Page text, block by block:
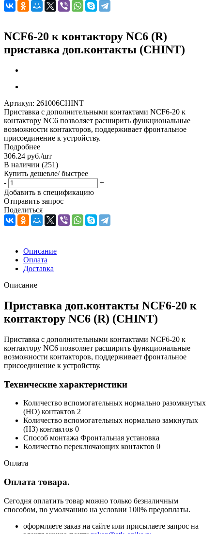
NCF6-20 к контактору NC6 (R)
приставка доп.контакты (CHINT)
Артикул: 261006CHINT
Приставка с дополнительными контактами NCF6-20 к
контактору NC6 позволяет расширить функциональные
возможности контакторов, поддерживает фронтальное
присоединение к устройству.
Подробнее
306.24 руб./шт
В наличии (251)
Купить дешевле/ быстрее
-
+
Добавить в спецификацию
Отправить запрос
Поделиться
Описание
Оплата
Доставка
Описание
Приставка доп.контакты NCF6-20 к
контактору NC6 (R) (CHINT)
Приставка с дополнительными контактами NCF6-20 к
контактору NC6 позволяет расширить функциональные
возможности контакторов, поддерживает фронтальное
присоединение к устройству.
Технические характеристики
Количество вспомогательных нормально разомкнутых
(НО) контактов 2
Количество вспомогательных нормально замкнутых
(НЗ) контактов 0
Способ монтажа Фронтальная установка
Количество переключающих контактов 0
Оплата
Оплата товара.
Сегодня оплатить товар можно только безналичным
способом, по умолчанию на условии 100% предоплаты.
оформляете заказ на сайте или присылаете запрос на